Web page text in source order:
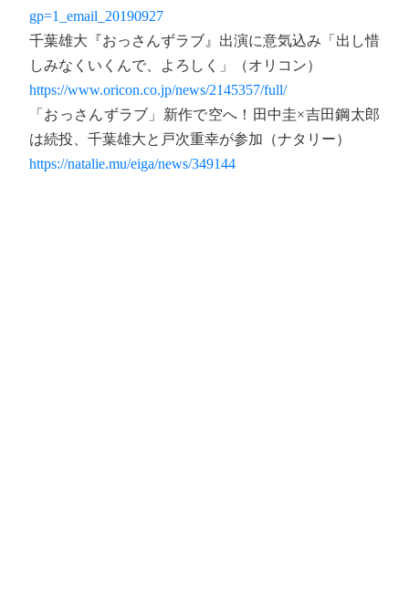
gp=1_email_20190927
千葉雄大『おっさんずラブ』出演に意気込み「出し惜
しみなくいくんで、よろしく」（オリコン）
https://www.oricon.co.jp/news/2145357/full/
「おっさんずラブ」新作で空へ！田中圭×吉田鋼太郎
は続投、千葉雄大と戸次重幸が参加（ナタリー）
https://natalie.mu/eiga/news/349144